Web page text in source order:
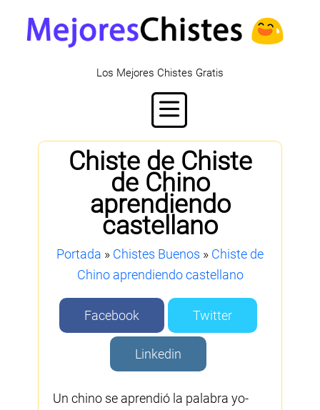
Los Mejores Chistes Gratis
Chiste de Chiste
de Chino
aprendiendo
castellano
Portada » Chistes Buenos » Chiste de
Chino aprendiendo castellano
Facebook Twitter
Linkedin
Un chino se aprendió la palabra yo-